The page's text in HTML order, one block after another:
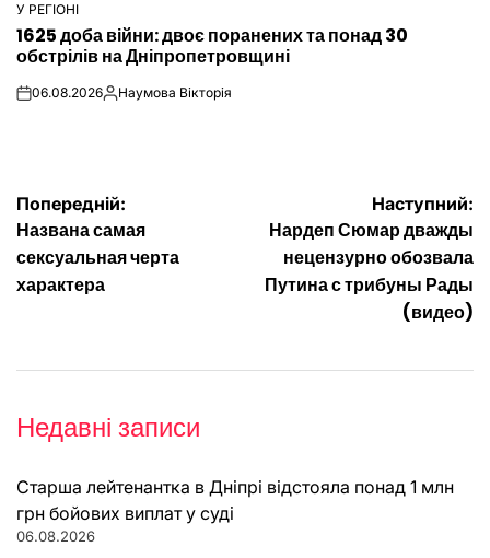
ОПУБЛІКУВАТИ
У РЕГІОНІ
1625 доба війни: двоє поранених та понад 30
обстрілів на Дніпропетровщині
on06.08.2026Опубліковано
Наумова Вікторія
Навігація
записів
Попередній:
Названа самая
сексуальная черта
характера
Наступний:
Нардеп Сюмар дважды
нецензурно обозвала
Путина с трибуны Рады
(видео)
Недавні записи
Старша лейтенантка в Дніпрі відстояла понад 1 млн
грн бойових виплат у суді
06.08.2026